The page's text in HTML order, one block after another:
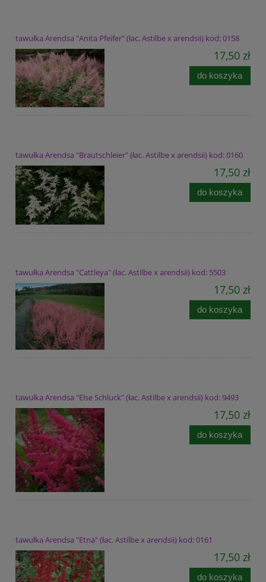
tawułka Arendsa "Anita Pfeifer" (łac. Astilbe x arendsii) kod: 0158
17,50 zł
do koszyka
tawułka Arendsa "Brautschleier" (łac. Astilbe x arendsii) kod: 0160
17,50 zł
do koszyka
tawułka Arendsa "Cattleya" (łac. Astilbe x arendsii) kod: 5503
17,50 zł
do koszyka
tawułka Arendsa "Else Schluck" (łac. Astilbe x arendsii) kod: 9493
17,50 zł
do koszyka
tawułka Arendsa "Etna" (łac. Astilbe x arendsii) kod: 0161
17,50 zł
do koszyka